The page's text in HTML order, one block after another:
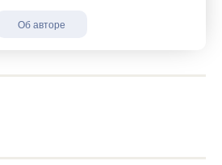
Об авторе